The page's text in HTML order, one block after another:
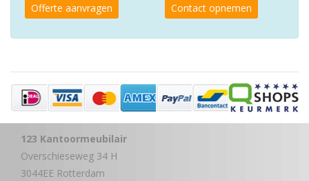
Offerte aanvragen Contact opnemen
123 Kantoormeubilair
Overschieseweg 34 H
3044EE Rotterdam